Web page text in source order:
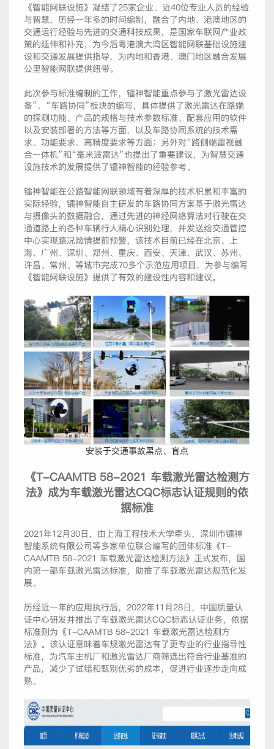
《智能网联设施》凝结了25家企业、近40位专业人员的经验
与智慧，历经一年多的时间编制，融合了内地、港澳地区的
交通运行经验与先进的交通科技成果，是国家车联网产业政
策的延伸和补充，为今后粤港澳大湾区智能网联基础设施建
设和交通发展提供指导，为内地和香港、澳门地区融合发展
公里智能网联提供纽带。
此次参与标准编制的工作，镭神智能重点参与了激光雷达设
备”、“车路协同”板块的编写，具体提供了激光雷达在路端
的探测功能、产品的规格与技术参数标准、配套应用的软件
以及安装部署的方法等方面，以及车路协同系统的技术需
求、功能要求、高精度要求等方面；另外对“路侧端雷视融
合一体机”和“毫米波雷达”也提出了重要建议，为智慧交通
设施技术的发展提供了镭神智能的经验参考。
镭神智能在公路智能网联领域有着深厚的技术积累和丰富的
实际经验，镭神智能自主研发的车路协同方案基于激光雷达
与摄像头的数据融合，通过先进的神经网络算法对行驶在交
通道路上的各种车辆行人精心识别处理，并发送给交通管控
中心实现路况险情提前预警，该技术目前已经在北京、上
海、广州、深圳、郑州、重庆、西安、天津、武汉、苏州、
许昌、常州、等城市完成70多个示范应用项目，为参与编写
《智能网联设施》提供了有效的建设性内容和建议。
安装于交通事故黑点、盲点
《T-CAAMTB 58-2021 车载激光雷达检测方
法》成为车载激光雷达CQC标志认证规则的依
据标准
2021年12月30日，由上海工程技术大学牵头，深圳市镭神
智能系统有限公司等多家单位联合编写的团体标准《T-
CAAMTB 58-2021 车载激光雷达检测方法》正式发布，国
内第一部车载激光雷达标准，助推了车载激光雷达规范化发
展。
历经近一年的应用执行后，2022年11月28日，中国质量认
证中心研发并推出了车载激光雷达CQC标志认证业务，依据
标准则为《T-CAAMTB 58-2021 车载激光雷达检测方
法》。该认证意味着车规激光雷达有了更专业的行业指导性
标准，为汽车主机厂和激光雷达厂商筛选出符合行业基准的
产品，减少了试错和甄别优劣的成本，促进行业逐步走向成
熟。